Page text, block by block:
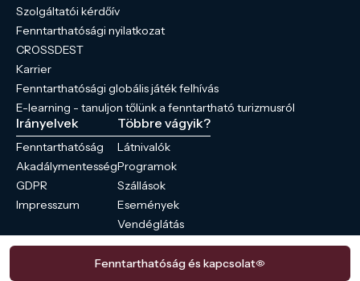
Fenntarthatóság és kapcsolat
Szolgáltatói kérdőív
Fenntarthatósági nyilatkozat
CROSSDEST
Karrier
Fenntarthatósági globális játék felhívás
E-learning - tanuljon tőlünk a fenntartható turizmusról
Irányelvek
Fenntarthatóság
Akadálymentesség
GDPR
Impresszum
Többre vágyik?
Látnivalók
Programok
Szállások
Események
Vendéglátás
Hírek